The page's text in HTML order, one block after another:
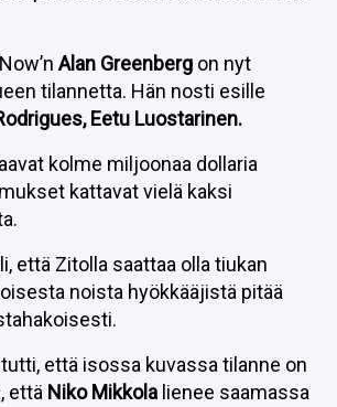
Alan Greenberg on nyt
tilannetta. Hän nosti esille
Eetu Luostarinen.
kolme miljoonaa dollaria
kattavat vielä kaksi
että Zitolla saattaa olla tiukan
noista hyökkääjistä pitää
että isossa kuvassa tilanne on
että Niko Mikkola lienee saamassa